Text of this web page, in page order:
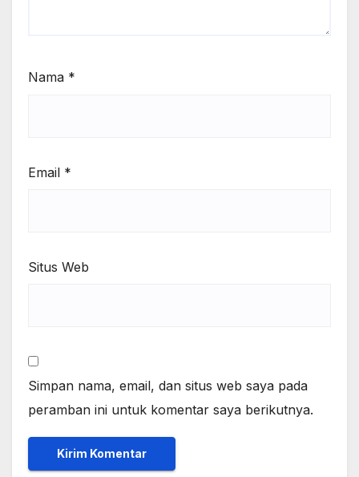
Nama *
Email *
Situs Web
Simpan nama, email, dan situs web saya pada
peramban ini untuk komentar saya berikutnya.